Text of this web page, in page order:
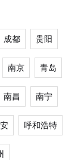
成都 贵阳
南京 青岛
南昌 南宁
呼和浩特